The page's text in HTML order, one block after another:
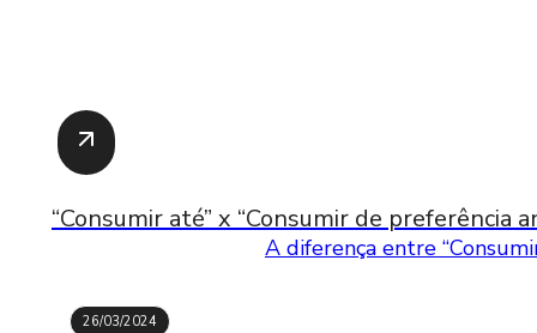
“Consumir até” x “Consumir de preferência
A diferença entre
26/03/2024